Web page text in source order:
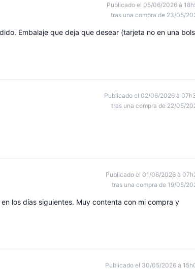
Publicado el 05/06/2026 à
tras una compra de 23/05/
Embalaje que deja que desear (tarjeta no en una
Publicado el 02/06/2026 à
tras una compra de 22/05/
Publicado el 01/06/2026 à
tras una compra de 19/05/
los días siguientes. Muy contenta con mi compra y
Publicado el 30/05/2026 à